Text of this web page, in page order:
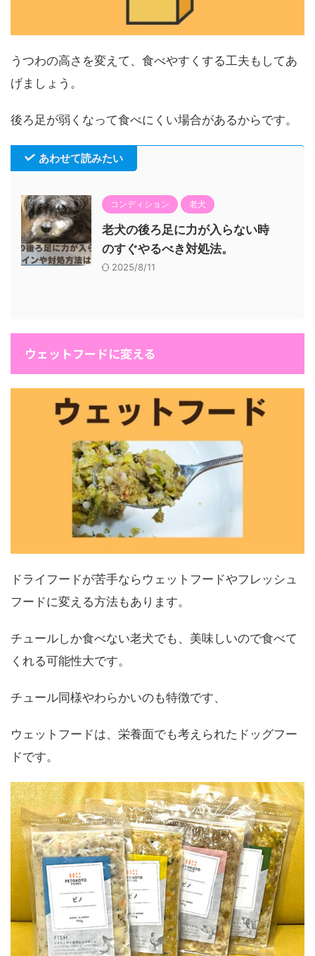
うつわの高さを変えて、食べやすくする工夫もしてあ
げましょう。
後ろ足が弱くなって食べにくい場合があるからです。
あわせて読みたい
コンディション 老犬
老犬の後ろ足に力が入らない時
のすぐやるべき対処法。
2025/8/11
ウェットフードに変える
ドライフードが苦手ならウェットフードやフレッシュ
フードに変える方法もあります。
チュールしか食べない老犬でも、美味しいので食べて
くれる可能性大です。
チュール同様やわらかいのも特徴です、
ウェットフードは、栄養面でも考えられたドッグフー
ドです。